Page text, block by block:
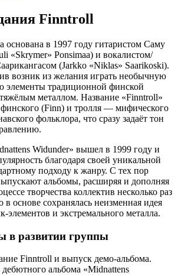
Finntroll
основана в 1997 году гитаристом Саму
«Skrymer» Ponsimaa) и вокалистом/
(Jarkko «Niklas» Saarikoski).
возник из желания играть необычную
элементы традиционной финской
металлом. Название «Finntroll»
финского (Finn) и тролля — мифического
фольклора, что сразу задаёт тон
Widunder» вышел в 1999 году и
благодаря своей уникальной
подходу к жанру. С тех пор
альбомы, расширяя и дополняя
творчества коллектив несколько раз
в основе сохранялась неизменная идея
и экстремального металла.
в развитии группы
Finntroll и выпуск демо-альбома.
альбома «Midnattens